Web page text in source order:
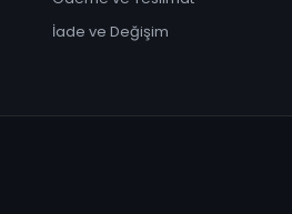
İade ve Değişim